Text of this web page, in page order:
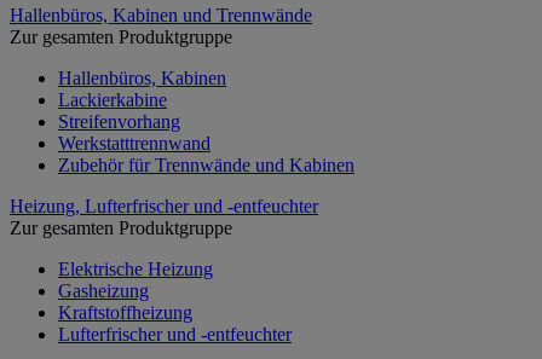
Hallenbüros, Kabinen und Trennwände
Zur gesamten Produktgruppe
Hallenbüros, Kabinen
Lackierkabine
Streifenvorhang
Werkstatttrennwand
Zubehör für Trennwände und Kabinen
Heizung, Lufterfrischer und -entfeuchter
Zur gesamten Produktgruppe
Elektrische Heizung
Gasheizung
Kraftstoffheizung
Lufterfrischer und -entfeuchter